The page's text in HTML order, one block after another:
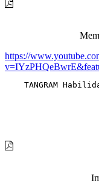
https://
TANGRAM